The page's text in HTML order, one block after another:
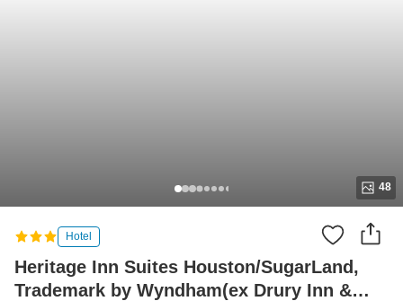
48
Hotel
Heritage Inn Suites Houston/SugarLand,
Trademark by Wyndham(ex Drury Inn &